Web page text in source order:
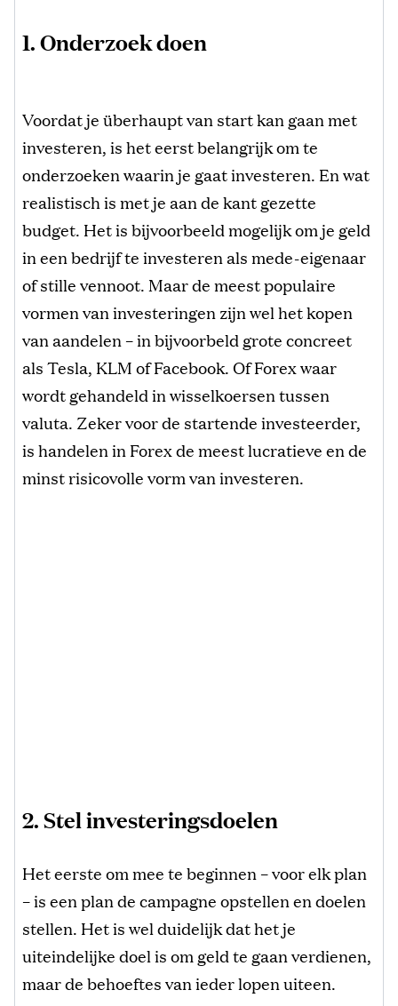
1. Onderzoek doen
Voordat je überhaupt van start kan gaan met
investeren, is het eerst belangrijk om te
onderzoeken waarin je gaat investeren. En wat
realistisch is met je aan de kant gezette
budget. Het is bijvoorbeeld mogelijk om je geld
in een bedrijf te investeren als mede-eigenaar
of stille vennoot. Maar de meest populaire
vormen van investeringen zijn wel het kopen
van aandelen – in bijvoorbeld grote concreet
als Tesla, KLM of Facebook. Of Forex waar
wordt gehandeld in wisselkoersen tussen
valuta. Zeker voor de startende investeerder,
is handelen in Forex de meest lucratieve en de
minst risicovolle vorm van investeren.
2. Stel investeringsdoelen
Het eerste om mee te beginnen – voor elk plan
– is een plan de campagne opstellen en doelen
stellen. Het is wel duidelijk dat het je
uiteindelijke doel is om geld te gaan verdienen,
maar de behoeftes van ieder lopen uiteen.